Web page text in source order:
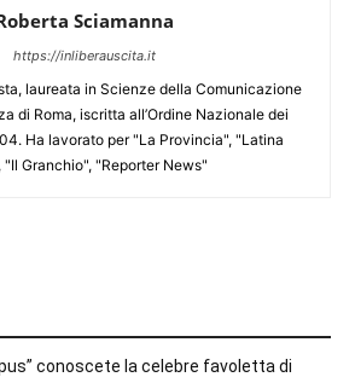
Sciamanna
https://inliberauscita.it
laureata in Scienze della Comunicazione
di Roma, iscritta all’Ordine Nazionale dei
Ha lavorato per "La Provincia", "Latina
"Il Granchio", "Reporter News"
conoscete la celebre favoletta di